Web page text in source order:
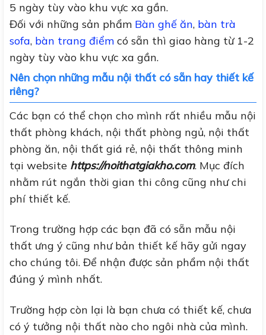
5 ngày tùy vào khu vực xa gần.
Đối với những sản phẩm Bàn ghế ăn, bàn trà
sofa, bàn trang điểm có sẵn thì giao hàng từ 1-2
ngày tùy vào khu vực xa gần.
Nên chọn những mẫu nội thất có sẵn hay thiết kế
riêng?
Các bạn có thể chọn cho mình rất nhiều mẫu nội
thất phòng khách, nội thất phòng ngủ, nội thất
phòng ăn, nội thất giá rẻ, nội thất thông minh
tại website https://noithatgiakho.com. Mục đích
nhằm rút ngắn thời gian thi công cũng như chi
phí thiết kế.
Trong trường hợp các bạn đã có sẵn mẫu nội
thất ưng ý cũng như bản thiết kế hãy gửi ngay
cho chúng tôi. Để nhận được sản phẩm nội thất
đúng ý mình nhất.
Trường hợp còn lại là bạn chưa có thiết kế, chưa
có ý tưởng nội thất nào cho ngôi nhà của mình.